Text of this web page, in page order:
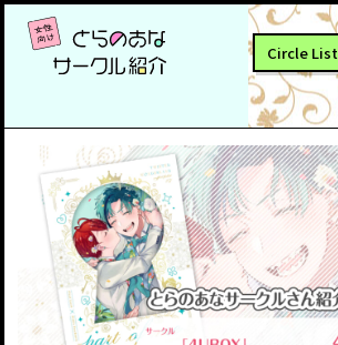
Circle List